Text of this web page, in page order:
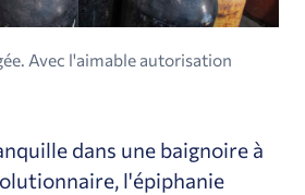
Avec l'aimable autorisation
dans une baignoire à
l'épiphanie